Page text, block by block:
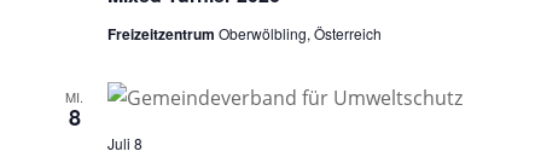
Freizeitzentrum Oberwölbling, Österreich
MI.
8
Juli 8